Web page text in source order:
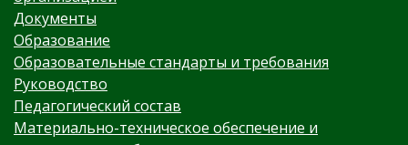
Документы
Образование
Образовательные стандарты и требования
Руководство
Педагогический состав
Материально-техническое обеспечение и